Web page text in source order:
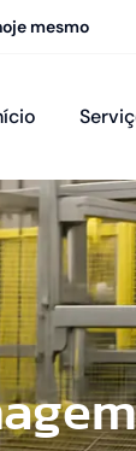
mesmo